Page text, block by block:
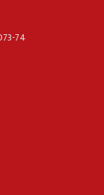
74